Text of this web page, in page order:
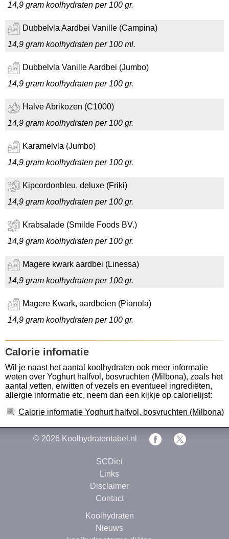
14,9 gram koolhydraten per 100 gr.
Dubbelvla Aardbei Vanille (Campina)
14,9 gram koolhydraten per 100 ml.
Dubbelvla Vanille Aardbei (Jumbo)
14,9 gram koolhydraten per 100 gr.
Halve Abrikozen (C1000)
14,9 gram koolhydraten per 100 gr.
Karamelvla (Jumbo)
14,9 gram koolhydraten per 100 gr.
Kipcordonbleu, deluxe (Friki)
14,9 gram koolhydraten per 100 gr.
Krabsalade (Smilde Foods BV.)
14,9 gram koolhydraten per 100 gr.
Magere kwark aardbei (Linessa)
14,9 gram koolhydraten per 100 gr.
Magere Kwark, aardbeien (Pianola)
14,9 gram koolhydraten per 100 gr.
Calorie infomatie
Wil je naast het aantal koolhydraten ook meer informatie
weten over Yoghurt halfvol, bosvruchten (Milbona), zoals het
aantal vetten, eiwitten of vezels en eventueel ingrediëten,
allergie informatie etc, neem dan een kijkje op calorielijst:
Calorie informatie Yoghurt halfvol, bosvruchten (Milbona)
© 2026 Koolhydratentabel.nl
SCDiet
Links
Disclaimer
Contact
Koolhydraten
Nieuws